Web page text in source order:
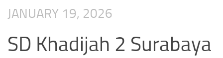
JANUARY 19, 2026
SD Khadijah 2 Surabaya